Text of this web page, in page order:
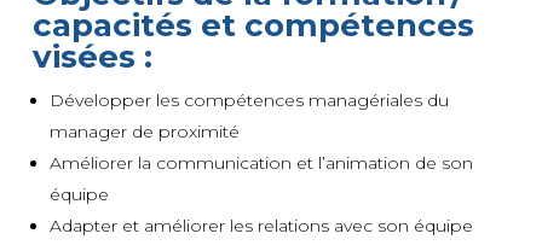
capacités et compétences
visées :
Développer les compétences managériales du
manager de proximité
Améliorer la communication et l’animation de son
équipe
Adapter et améliorer les relations avec son équipe